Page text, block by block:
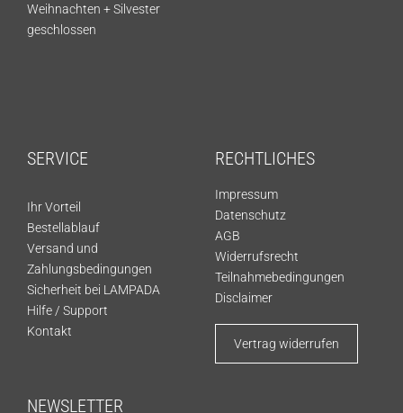
Weihnachten + Silvester
geschlossen
SERVICE
Ihr Vorteil
Bestellablauf
Versand und
Zahlungsbedingungen
Sicherheit bei LAMPADA
Hilfe / Support
Kontakt
RECHTLICHES
Impressum
Datenschutz
AGB
Widerrufsrecht
Teilnahmebedingungen
Disclaimer
Vertrag widerrufen
NEWSLETTER